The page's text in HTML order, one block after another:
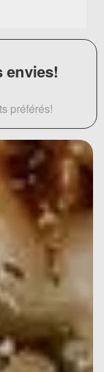
envies!
préférés!